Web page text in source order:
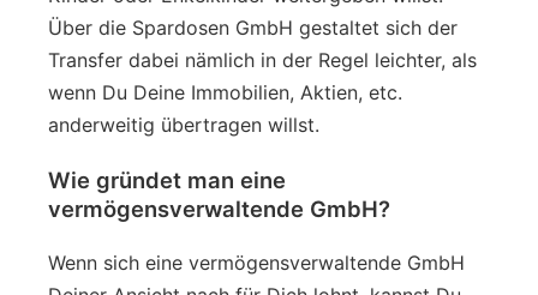
Über die Spardosen GmbH gestaltet sich der
Transfer dabei nämlich in der Regel leichter, als
wenn Du Deine Immobilien, Aktien, etc.
anderweitig übertragen willst.
Wie gründet man eine
vermögensverwaltende GmbH?
Wenn sich eine vermögensverwaltende GmbH